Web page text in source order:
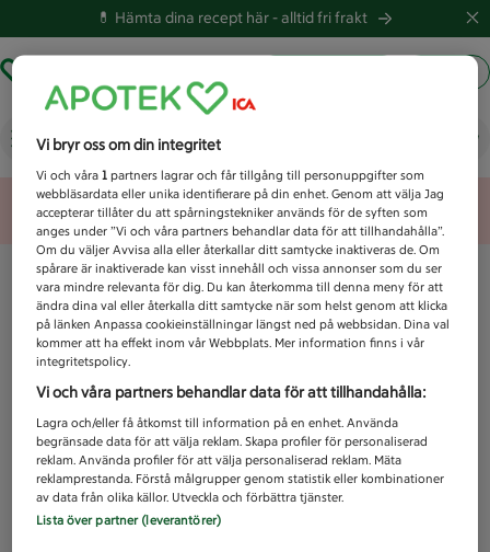
💊 Hämta dina recept här -alltid fri frakt
Vad letar du efter idag?
Unknown error
Vi bryr oss om din integritet
Vi och våra1 partners lagrar och får tillgång till personuppgifter som
webbläsardata eller unika identifierare på din enhet. Genom att välja Jag
accepterar tillåter du att spårningstekniker används för de syften som
anges under ”Vi och våra partners behandlar data för att tillhandahålla”.
Om du väljer Avvisa alla eller återkallar ditt samtycke inaktiveras de. Om
spårare är inaktiverade kan visst innehåll och vissa annonser som du ser
vara mindre relevanta för dig. Du kan återkomma till denna meny för att
ändra dina val eller återkalla ditt samtycke när som helst genom att klicka
på länken Anpassa cookieinställningar längst ned på webbsidan. Dina val
kommer att ha effekt inom vår Webbplats. Mer information finns i vår
integritetspolicy.
Vi och våra partners behandlar data för att tillhandahålla:
Lagra och/eller få åtkomst till information på en enhet. Använda
begränsade data för att välja reklam. Skapa profiler för personaliserad
reklam. Använda profiler för att välja personaliserad reklam. Mäta
reklamprestanda. Förstå målgrupper genom statistik eller kombinationer
av data från olika källor. Utveckla och förbättra tjänster.
Lista över partner (leverantörer)